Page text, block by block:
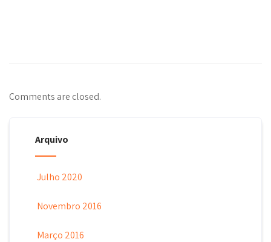
Comments are closed.
Arquivo
Julho 2020
Novembro 2016
Março 2016